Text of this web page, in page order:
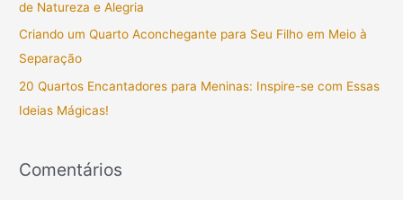
p
o
r
:
de Natureza e Alegria
Criando um Quarto Aconchegante para Seu Filho em Meio à
Separação
20 Quartos Encantadores para Meninas: Inspire-se com Essas
Ideias Mágicas!
Comentários